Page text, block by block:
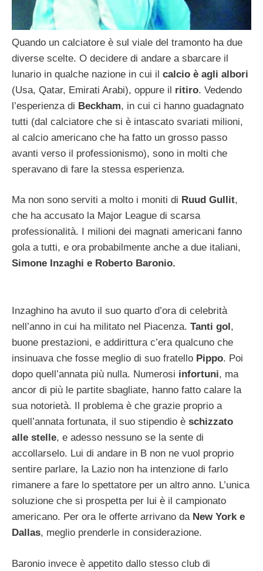
Quando un calciatore è sul viale del tramonto ha due
diverse scelte. O decidere di andare a sbarcare il
lunario in qualche nazione in cui il calcio è agli albori
(Usa, Qatar, Emirati Arabi), oppure il ritiro. Vedendo
l’esperienza di Beckham, in cui ci hanno guadagnato
tutti (dal calciatore che si è intascato svariati milioni,
al calcio americano che ha fatto un grosso passo
avanti verso il professionismo), sono in molti che
speravano di fare la stessa esperienza.
Ma non sono serviti a molto i moniti di Ruud Gullit,
che ha accusato la Major League di scarsa
professionalità. I milioni dei magnati americani fanno
gola a tutti, e ora probabilmente anche a due italiani,
Simone Inzaghi e Roberto Baronio.
Inzaghino ha avuto il suo quarto d’ora di celebrità
nell’anno in cui ha militato nel Piacenza. Tanti gol ,
buone prestazioni, e addirittura c’era qualcuno che
insinuava che fosse meglio di suo fratello Pippo. Poi
dopo quell’annata più nulla. Numerosi infortuni, ma
ancor di più le partite sbagliate, hanno fatto calare la
sua notorietà. Il problema è che grazie proprio a
quell’annata fortunata, il suo stipendio è schizzato
alle stelle, e adesso nessuno se la sente di
accollarselo. Lui di andare in B non ne vuol proprio
sentire parlare, la Lazio non ha intenzione di farlo
rimanere a fare lo spettatore per un altro anno. L’unica
soluzione che si prospetta per lui è il campionato
americano. Per ora le offerte arrivano daNew York e
Dallas, meglio prenderle in considerazione.
Baronio invece è appetito dallo stesso club di